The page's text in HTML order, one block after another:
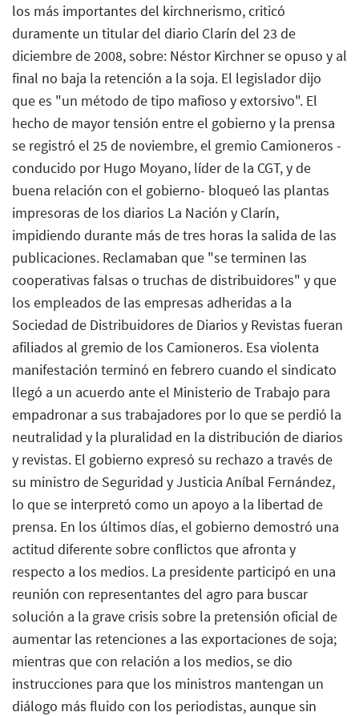
los más importantes del kirchnerismo, criticó
duramente un titular del diario Clarín del 23 de
diciembre de 2008, sobre: Néstor Kirchner se opuso y al
final no baja la retención a la soja. El legislador dijo
que es "un método de tipo mafioso y extorsivo". El
hecho de mayor tensión entre el gobierno y la prensa
se registró el 25 de noviembre, el gremio Camioneros -
conducido por Hugo Moyano, líder de la CGT, y de
buena relación con el gobierno- bloqueó las plantas
impresoras de los diarios La Nación y Clarín,
impidiendo durante más de tres horas la salida de las
publicaciones. Reclamaban que "se terminen las
cooperativas falsas o truchas de distribuidores" y que
los empleados de las empresas adheridas a la
Sociedad de Distribuidores de Diarios y Revistas fueran
afiliados al gremio de los Camioneros. Esa violenta
manifestación terminó en febrero cuando el sindicato
llegó a un acuerdo ante el Ministerio de Trabajo para
empadronar a sus trabajadores por lo que se perdió la
neutralidad y la pluralidad en la distribución de diarios
y revistas. El gobierno expresó su rechazo a través de
su ministro de Seguridad y Justicia Aníbal Fernández,
lo que se interpretó como un apoyo a la libertad de
prensa. En los últimos días, el gobierno demostró una
actitud diferente sobre conflictos que afronta y
respecto a los medios. La presidente participó en una
reunión con representantes del agro para buscar
solución a la grave crisis sobre la pretensión oficial de
aumentar las retenciones a las exportaciones de soja;
mientras que con relación a los medios, se dio
instrucciones para que los ministros mantengan un
diálogo más fluido con los periodistas, aunque sin